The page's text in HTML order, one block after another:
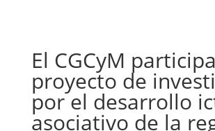
El CGCyM
proyecto de
por el desarrollo
asociativo de la